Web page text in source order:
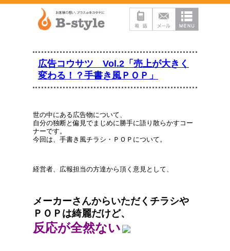
広告コウサツ Vol.2「売上が大きく
変わる！？手書き風ＰＯＰ」
世の中にある広告物について、
自分の独断と偏見でまじめに勝手に語り散らかすコー
ナーです。
今回は、手書き風チラシ・ＰＯＰについて。
経営者、広報担当の方達から頂く意見として、
メーカーさんからいただくチラシや
ＰＯＰは綺麗だけど、
反応が全然ない